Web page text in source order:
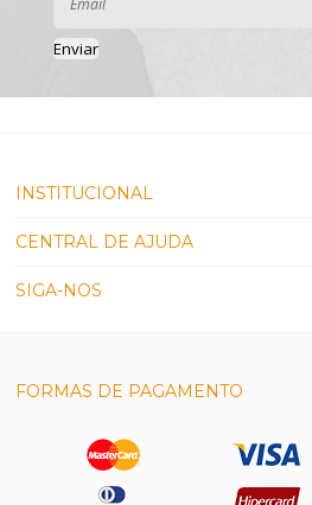
Enviar
INSTITUCIONAL
CENTRAL DE AJUDA
SIGA-NOS
FORMAS DE PAGAMENTO